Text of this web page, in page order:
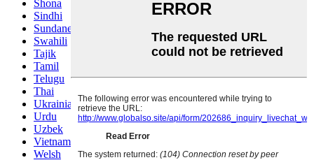
Shona
Sindhi
Sundanese
Swahili
Tajik
Tamil
Telugu
Thai
Ukrainian
Urdu
Uzbek
Vietnamese
Welsh